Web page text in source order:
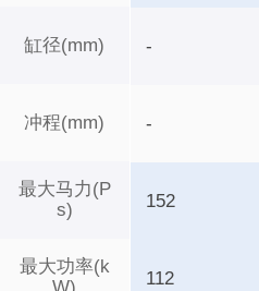
缸径(mm)
冲程(mm)
最大马力(P
s)
最大功率(k
-
-
152
112